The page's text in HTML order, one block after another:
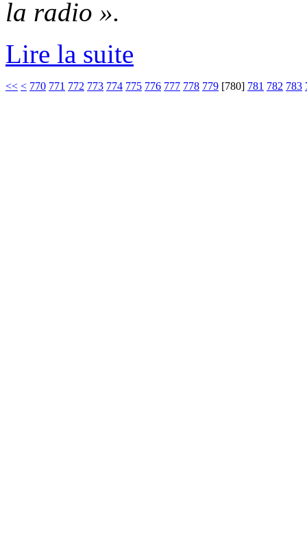
la radio ».
Lire la suite
<< < 770 771 772 773 774 775 776 777 778 779 [780] 781 782 783